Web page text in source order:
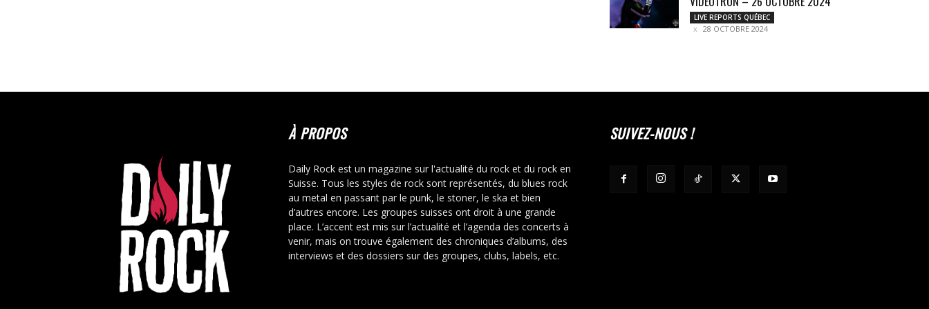
LIVE REPORTS QUÉBEC
28 OCTOBRE 2024
À PROPOS
Daily Rock est un magazine sur l'actualité du rock et du rock en
Suisse. Tous les styles de rock sont représentés, du blues rock
au metal en passant par le punk, le stoner, le ska et bien
d’autres encore. Les groupes suisses ont droit à une grande
place. L’accent est mis sur l’actualité et l’agenda des concerts à
venir, mais on trouve également des chroniques d’albums, des
interviews et des dossiers sur des groupes, clubs, labels, etc.
SUIVEZ-NOUS !